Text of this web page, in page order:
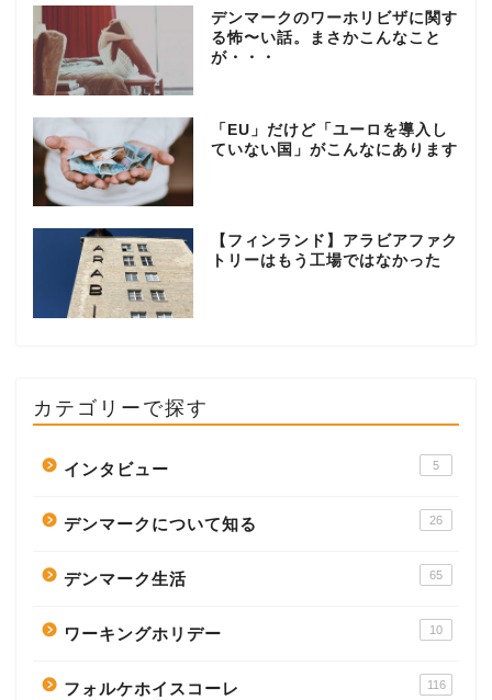
デンマークのワーホリビザに関す
る怖〜い話。まさかこんなこと
が・・・
「EU」だけど「ユーロを導入し
ていない国」がこんなにあります
【フィンランド】アラビアファク
トリーはもう工場ではなかった
カテゴリーで探す
インタビュー 5
デンマークについて知る 26
デンマーク生活 65
ワーキングホリデー 10
フォルケホイスコーレ 116